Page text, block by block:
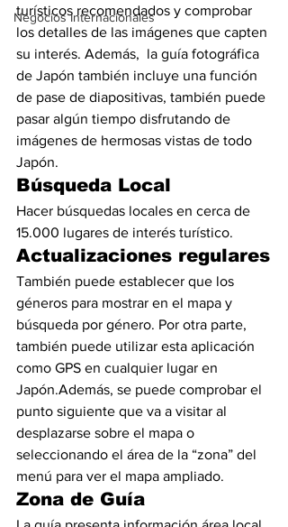
Negocios Internacionales
turísticos recomendados y comprobar
los detalles de las imágenes que capten
su interés. Además,  la guía fotográfica
de Japón también incluye una función
de pase de diapositivas, también puede
pasar algún tiempo disfrutando de
imágenes de hermosas vistas de todo
Japón.
Búsqueda Local
Hacer búsquedas locales en cerca de
15.000 lugares de interés turístico.
Actualizaciones regulares
También puede establecer que los
géneros para mostrar en el mapa y
búsqueda por género. Por otra parte,
también puede utilizar esta aplicación
como GPS en cualquier lugar en
Japón.Además, se puede comprobar el
punto siguiente que va a visitar al
desplazarse sobre el mapa o
seleccionando el área de la “zona” del
menú para ver el mapa ampliado.
Zona de Guía